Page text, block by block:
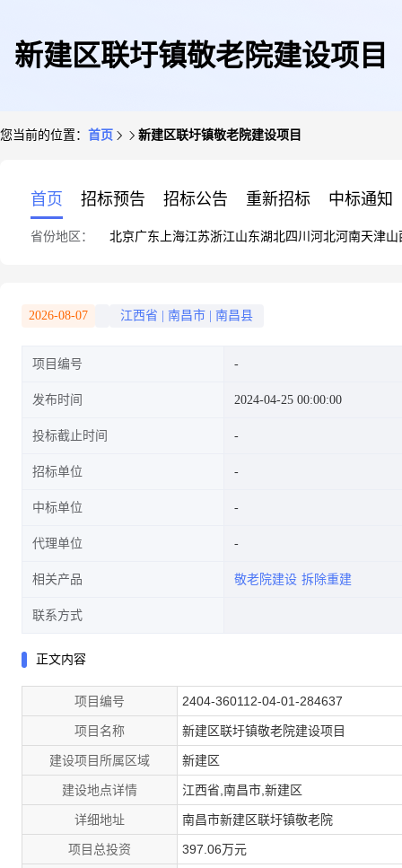
新建区联圩镇敬老院建设项目
您当前的位置： 首页 新建区联圩镇敬老院建设项目
首页 招标预告 招标公告 重新招标 中标通知
省份地区： 北京广东 上海江苏浙江山东湖北四川 河北河南天津山
2026-08-07 江西省 南昌市 南昌县
项目编号
发布时间 2024-04-25 00:00:00
投标截止时间
招标单位
中标单位
代理单位
相关产品 敬老院建设 拆除重建
联系方式
正文内容
项目编号 2404-360112-04-01-284637
项目名称 新建区联圩镇敬老院建设项目
建设项目所属区域 新建区
建设地点详情 江西省,南昌市,新建区
详细地址 南昌市新建区联圩镇敬老院
项目总投资 397.06万元